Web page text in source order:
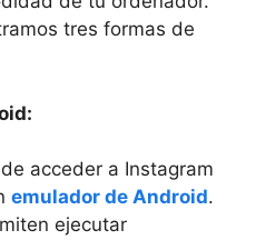
‍tres formas de⁣
acceder a Instagram​
emulador de Android.
ejecutar